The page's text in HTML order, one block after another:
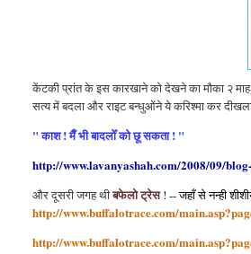
केंटकी प्रांत के इस कारखाने को देखने का मौका २ माह
सत्य में बदला और राइट बन्धुओंने ये करिश्मा कर
" काश ! मैँ भी बादलोँ को छू सकता ! "
http://www.lavanyashah.com/2008/09/
और दूसरी जगह थीबफेलो ट्रेस! -- जहाँ से नन्ही
http://www.buffalotrace.com/
http://www.buffalotrace.com/